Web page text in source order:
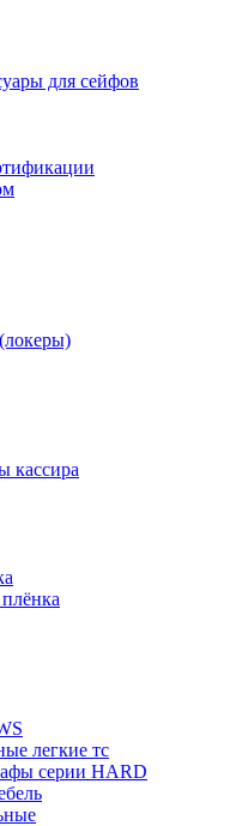
для сейфов
кассира
легкие тс
серии HARD